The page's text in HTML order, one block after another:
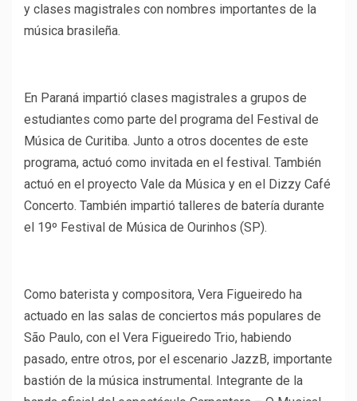
y clases magistrales con nombres importantes de la
música brasileña.
En Paraná impartió clases magistrales a grupos de
estudiantes como parte del programa del Festival de
Música de Curitiba. Junto a otros docentes de este
programa, actuó como invitada en el festival. También
actuó en el proyecto Vale da Música y en el Dizzy Café
Concerto. También impartió talleres de batería durante
el 19º Festival de Música de Ourinhos (SP).
Como baterista y compositora, Vera Figueiredo ha
actuado en las salas de conciertos más populares de
São Paulo, con el Vera Figueiredo Trio, habiendo
pasado, entre otros, por el escenario JazzB, importante
bastión de la música instrumental. Integrante de la